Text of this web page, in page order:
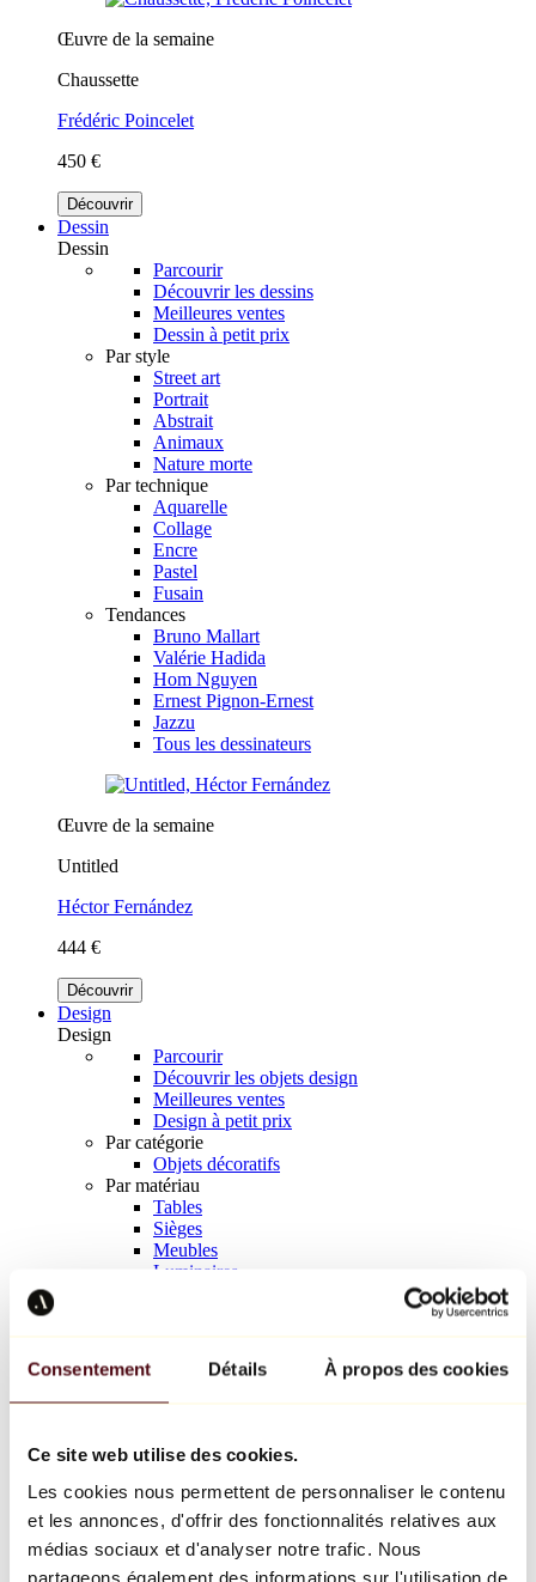
Consentement Détails À propos des cookies
Ce site web utilise des cookies.
Les cookies nous permettent de personnaliser le contenu
et les annonces, d'offrir des fonctionnalités relatives aux
médias sociaux et d'analyser notre trafic. Nous
partageons également des informations sur l'utilisation de
Œuvre de la semaine
Chaussette
Frédéric Poincelet
450 €
Découvrir
Dessin
Dessin
Parcourir
Découvrir les dessins
Meilleures ventes
Dessin à petit prix
Par style
Street art
Portrait
Abstrait
Animaux
Nature morte
Par technique
Aquarelle
Collage
Encre
Pastel
Fusain
Tendances
Bruno Mallart
Valérie Hadida
Hom Nguyen
Ernest Pignon-Ernest
Jazzu
Tous les dessinateurs
Œuvre de la semaine
Untitled
Héctor Fernández
444 €
Découvrir
Design
Design
Parcourir
Découvrir les objets design
Meilleures ventes
Design à petit prix
Par catégorie
Objets décoratifs
Par matériau
Tables
Sièges
Meubles
Luminaires
Richard Orlinski
Keith Haring
Jeff Koons
Jean-Michel Basquiat
Tous les designers
Œuvre de la semaine